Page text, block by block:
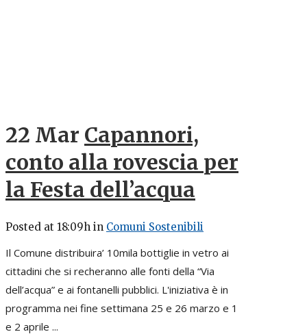
22 Mar Capannori,
conto alla rovescia per
la Festa dell’acqua
Posted at 18:09h in Comuni Sostenibili
Il Comune distribuira’ 10mila bottiglie in vetro ai
cittadini che si recheranno alle fonti della “Via
dell’acqua” e ai fontanelli pubblici. L'iniziativa è in
programma nei fine settimana 25 e 26 marzo e 1
e 2 aprile ...